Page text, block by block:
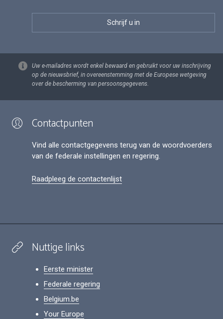
Uw e-mailadres wordt enkel bewaard en gebruikt voor uw inschrijving
op de nieuwsbrief, in overeenstemming met de Europese wetgeving
over de bescherming van persoonsgegevens.
Contactpunten
Vind alle contactgegevens terug van de woordvoerders
van de federale instellingen en regering.
Raadpleeg de contactenlijst
Nuttige links
Eerste minister
Federale regering
Belgium.be
Your Europe